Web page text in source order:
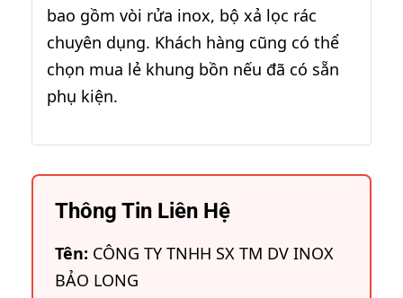
bao gồm vòi rửa inox, bộ xả lọc rác
chuyên dụng. Khách hàng cũng có thể
chọn mua lẻ khung bồn nếu đã có sẵn
phụ kiện.
Thông Tin Liên Hệ
Tên: CÔNG TY TNHH SX TM DV INOX
BẢO LONG